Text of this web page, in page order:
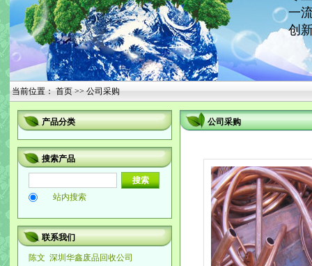
一
创
当前位置： 首页 >> 公司采购
产品分类
搜索产品
站内搜索
联系我们
陈文 深圳华鑫废品回收公司
公司采购